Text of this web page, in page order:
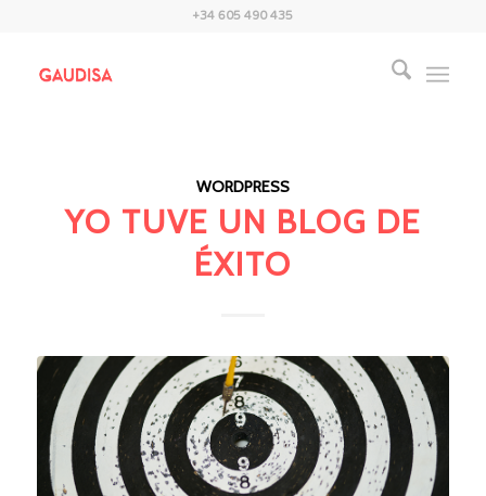
+34 605 490 435
WORDPRESS
YO TUVE UN BLOG DE
ÉXITO